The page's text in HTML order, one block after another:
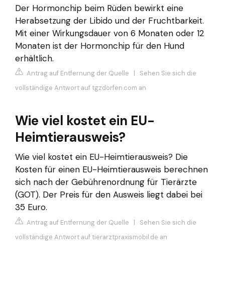
Der Hormonchip beim Rüden bewirkt eine
Herabsetzung der Libido und der Fruchtbarkeit.
Mit einer Wirkungsdauer von 6 Monaten oder 12
Monaten ist der Hormonchip für den Hund
erhältlich.
Antrag auf Entfernung der Quelle | Sehen Sie sich die
vollständige Antwort auf tgzdorfen.com an
Wie viel kostet ein EU-
Heimtierausweis?
Wie viel kostet ein EU-Heimtierausweis? Die
Kosten für einen EU-Heimtierausweis berechnen
sich nach der Gebührenordnung für Tierärzte
(GOT). Der Preis für den Ausweis liegt dabei bei
35 Euro.
Antrag auf Entfernung der Quelle | Sehen Sie sich die
vollständige Antwort auf tierarztpraxismobil.de an